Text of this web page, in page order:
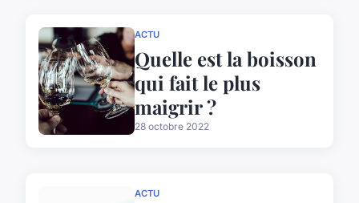
ACTU
Quelle est la boisson
qui fait le plus
maigrir ?
28 octobre 2022
ACTU